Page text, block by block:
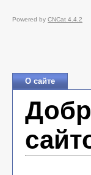
Powered by CNCat 4.4.2
О сайте